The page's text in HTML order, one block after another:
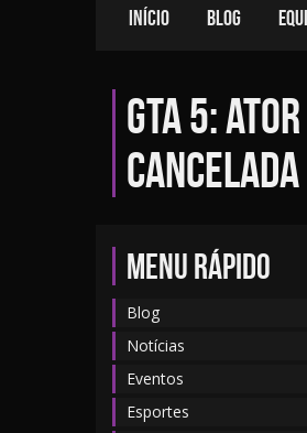
INÍCIO BLOG
GTA 5:
cancelada
MENU RÁPIDO
Blog
Notícias
Eventos
Esportes